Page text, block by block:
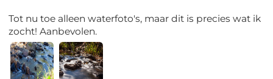
Tot nu toe alleen waterfoto's, maar dit is precies wat ik
zocht! Aanbevolen.